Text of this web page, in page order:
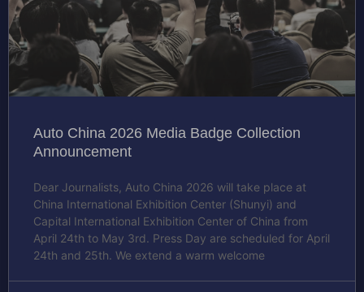
Auto China 2026 Media Badge Collection
Announcement
Dear Journalists, Auto China 2026 will take place at
China International Exhibition Center (Shunyi) and
Capital International Exhibition Center of China from
April 24th to May 3rd. Press Day are scheduled for April
24th and 25th. We extend a warm welcome